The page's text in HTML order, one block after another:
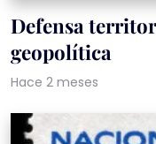
Defensa
geopolítica
Hace 2 meses